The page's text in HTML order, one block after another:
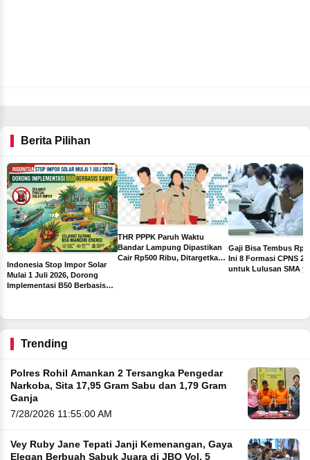
Berita Pilihan
Indonesia Stop Impor Solar
Mulai 1 Juli 2026, Dorong
Implementasi B50 Berbasis
THR PPPK Paruh Waktu
Bandar Lampung Dipastikan
Cair Rp500 Ribu, Ditargetkan
Gaji Bisa Tembus
Ini 8 Formasi CPNS
untuk Lulusan SMA
Trending
Polres Rohil Amankan 2 Tersangka Pengedar
Narkoba, Sita 17,95 Gram Sabu dan 1,79 Gram
Ganja
7/28/2026 11:55:00 AM
Vey Ruby Jane Tepati Janji Kemenangan, Gaya
Elegan Berbuah Sabuk Juara di JBO Vol. 5